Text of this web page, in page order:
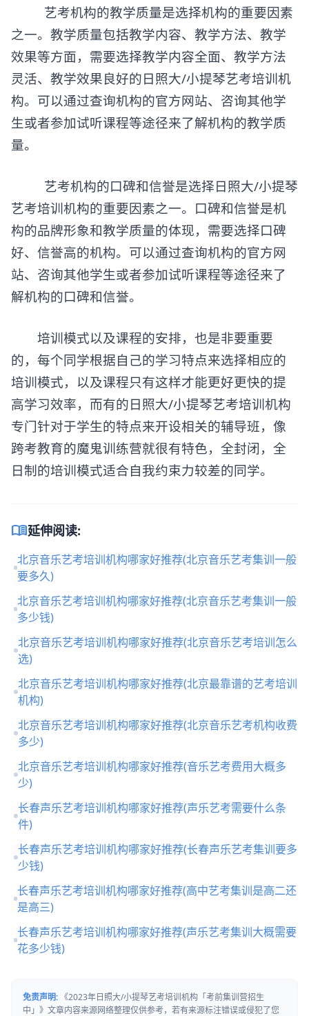
艺考机构的教学质量是选择机构的重要因素
之一。教学质量包括教学内容、教学方法、教学
效果等方面，需要选择教学内容全面、教学方法
灵活、教学效果良好的日照大/小提琴艺考培训机
构。可以通过查询机构的官方网站、咨询其他学
生或者参加试听课程等途径来了解机构的教学质
量。
艺考机构的口碑和信誉是选择日照大/小提琴
艺考培训机构的重要因素之一。口碑和信誉是机
构的品牌形象和教学质量的体现，需要选择口碑
好、信誉高的机构。可以通过查询机构的官方网
站、咨询其他学生或者参加试听课程等途径来了
解机构的口碑和信誉。
培训模式以及课程的安排，也是非要重要
的，每个同学根据自己的学习特点来选择相应的
培训模式，以及课程只有这样才能更好更快的提
高学习效率，而有的日照大/小提琴艺考培训机构
专门针对于学生的特点来开设相关的辅导班，像
跨考教育的魔鬼训练营就很有特色，全封闭，全
日制的培训模式适合自我约束力较差的同学。
menu_book延伸阅读:
北京音乐艺考培训机构哪家好推荐(北京音乐艺考集训一般
要多久)
北京音乐艺考培训机构哪家好推荐(北京音乐艺考集训一般
多少钱)
北京音乐艺考培训机构哪家好推荐(北京音乐艺考培训怎么
选)
北京音乐艺考培训机构哪家好推荐(北京最靠谱的艺考培训
机构)
北京音乐艺考培训机构哪家好推荐(北京音乐艺考机构收费
多少)
北京音乐艺考培训机构哪家好推荐(音乐艺考费用大概多
少)
长春声乐艺考培训机构哪家好推荐(声乐艺考需要什么条
件)
长春声乐艺考培训机构哪家好推荐(长春声乐艺考集训要多
少钱)
长春声乐艺考培训机构哪家好推荐(高中艺考集训是高二还
是高三)
长春声乐艺考培训机构哪家好推荐(声乐艺考集训大概需要
花多少钱)
免责声明: 《2023年日照大/小提琴艺考培训机构「考前集训营招生
中」》文章内容来源网络整理仅供参考，若有来源标注错误或侵犯了您